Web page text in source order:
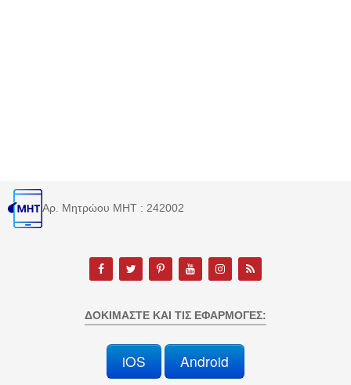
Αρ. Μητρώου MHT : 242002
ΔΟΚΙΜΆΣΤΕ ΚΑΙ ΤΙΣ ΕΦΑΡΜΟΓΈΣ:
iOS Android